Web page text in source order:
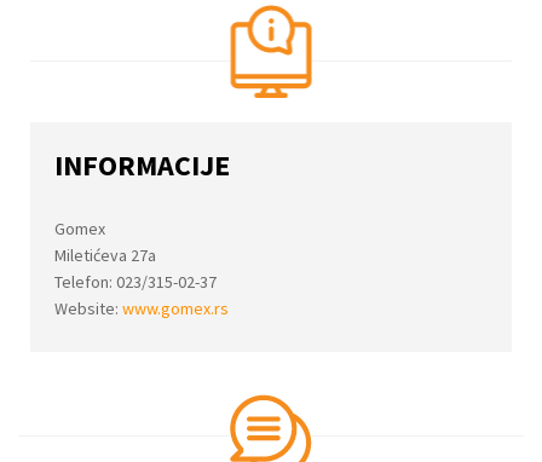
INFORMACIJE
Gomex
Miletićeva 27a
Telefon: 023/315-02-37
Website: www.gomex.rs